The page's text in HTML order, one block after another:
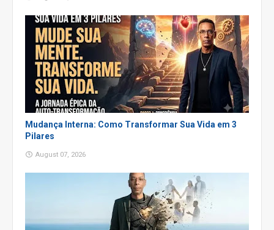
Mudança Interna: Como Transformar Sua Vida em 3
Pilares
August 07, 2026